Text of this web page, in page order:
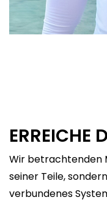
ERREICHE
Wir betrachtenden
seiner Teile,
verbundenes